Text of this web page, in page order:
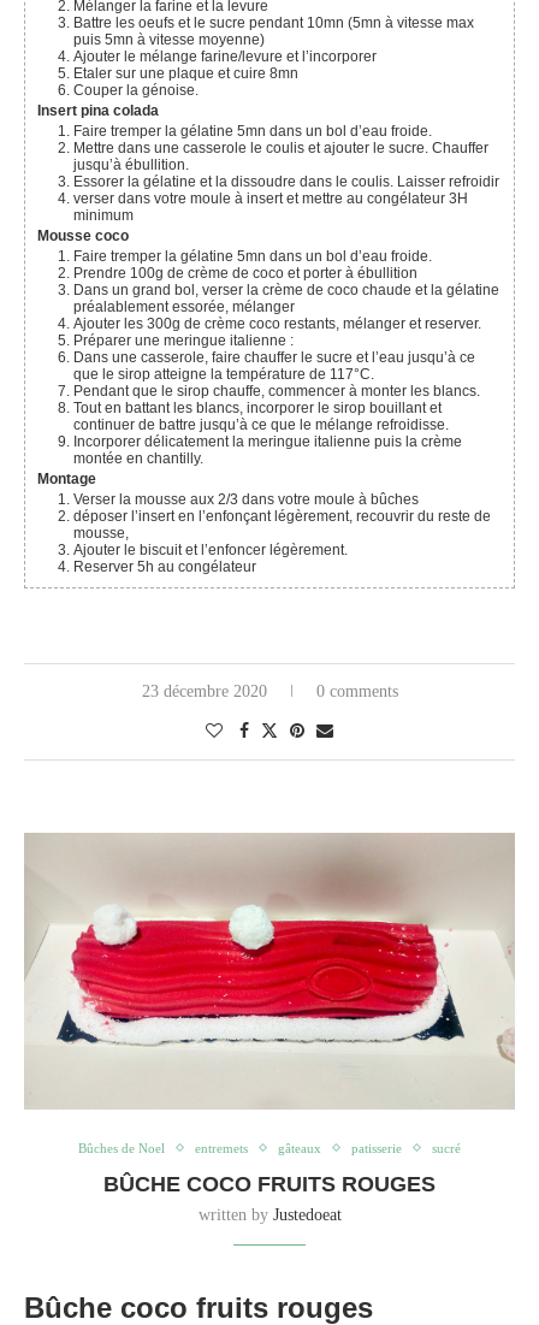
Mélanger la farine et la levure
Battre les oeufs et le sucre pendant 10mn (5mn à vitesse max
puis 5mn à vitesse moyenne)
Ajouter le mélange farine/levure et l’incorporer
Etaler sur une plaque et cuire 8mn
Couper la génoise.
Insert pina colada
Faire tremper la gélatine 5mn dans un bol d’eau froide.
Mettre dans une casserole le coulis et ajouter le sucre. Chauffer
jusqu’à ébullition.
Essorer la gélatine et la dissoudre dans le coulis. Laisser refroidir
verser dans votre moule à insert et mettre au congélateur 3H
minimum
Mousse coco
Faire tremper la gélatine 5mn dans un bol d’eau froide.
Prendre 100g de crème de coco et porter à ébullition
Dans un grand bol, verser la crème de coco chaude et la gélatine
préalablement essorée, mélanger
Ajouter les 300g de crème coco restants, mélanger et reserver.
Préparer une meringue italienne :
Dans une casserole, faire chauffer le sucre et l’eau jusqu’à ce
que le sirop atteigne la température de 117°C.
Pendant que le sirop chauffe, commencer à monter les blancs.
Tout en battant les blancs, incorporer le sirop bouillant et
continuer de battre jusqu’à ce que le mélange refroidisse.
montée en chantilly.
Montage
Verser la mousse aux 2/3 dans votre moule à bûches
déposer l’insert en l’enfonçant légèrement, recouvrir du reste de
mousse,
Ajouter le biscuit et l’enfoncer légèrement.
Reserver 5h au congélateur
23 décembre 2020 0 comments
Bûches de Noel entremets gâteaux patisserie sucré
BÛCHE COCO FRUITS ROUGES
written by Justedoeat
Bûche coco fruits rouges